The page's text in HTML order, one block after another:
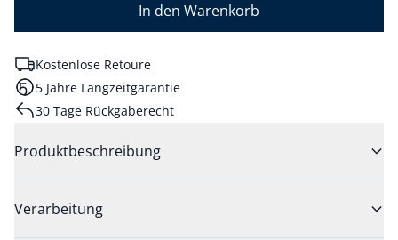
In den Warenkorb
Kostenlose Retoure
5 Jahre Langzeitgarantie
30 Tage Rückgaberecht
Produktbeschreibung
Verarbeitung